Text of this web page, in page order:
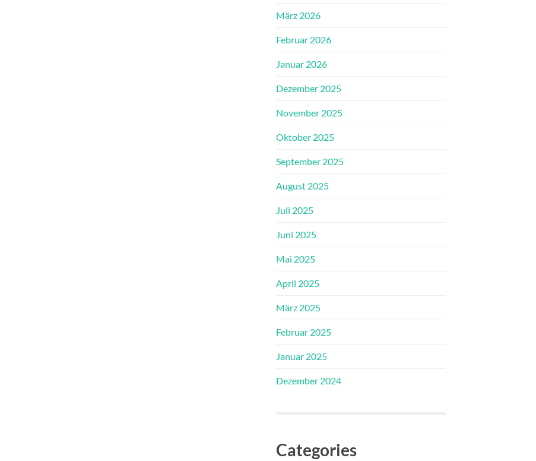
März 2026
Februar 2026
Januar 2026
Dezember 2025
November 2025
Oktober 2025
September 2025
August 2025
Juli 2025
Juni 2025
Mai 2025
April 2025
März 2025
Februar 2025
Januar 2025
Dezember 2024
Categories